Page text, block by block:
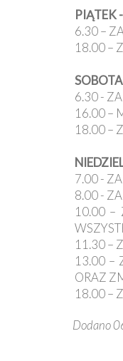
PIĄTEK
6.30 –
18.00 –
6.30 -
16.00 –
18.00 –
7.00 -
8.00 -
10.00 –
11.30 –
13.00 –
ORAZ
18.00 –
Dodano